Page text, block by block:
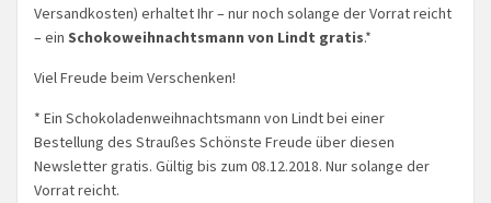
Versandkosten) erhaltet Ihr – nur noch solange der Vorrat reicht
– ein Schokoweihnachtsmann von Lindt gratis.*
Viel Freude beim Verschenken!
* Ein Schokoladenweihnachtsmann von Lindt bei einer
Bestellung des Straußes Schönste Freude über diesen
Newsletter gratis. Gültig bis zum 08.12.2018. Nur solange der
Vorrat reicht.